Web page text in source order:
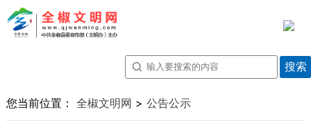
您当前位置： 全椒文明网 > 公告公示